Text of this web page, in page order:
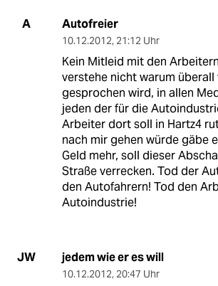
A Autofreier
10.12.2012, 21:12 Uhr
Kein Mitleid mit den
verstehe nicht warum
gesprochen wird, in allen
jeden der für die
Arbeiter dort soll in Hartz4
nach mir gehen würde gäbe
Geld mehr, soll dieser
Straße verrecken. Tod der
den Autofahrern! Tod den
Autoindustrie!
JW jedem wie er es will
10.12.2012, 20:47 Uhr